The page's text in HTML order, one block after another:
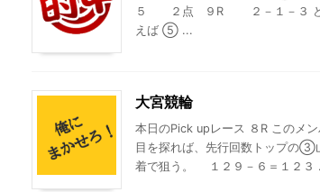
５ ２点 ９R ２－１－３ どこ
えば ⑤ ...
大宮競輪
本日のPick upレース ８R このメ
目を探れば、先行回数トップの③
着で狙う。 １２９－６＝１２３